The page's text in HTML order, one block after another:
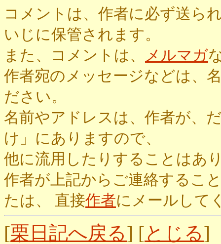
コメントは、作者に必ず送ら
いじに保管されます。
また、コメントは、
メルマガ
作者宛のメッセージなどは、
ださい。
名前やアドレスは、作者が、
け」にありますので、
他に流用したりすることはあ
作者が上記からご連絡するこ
たは、 直接作者にメールして
[栗日記へ戻る] [とじる]